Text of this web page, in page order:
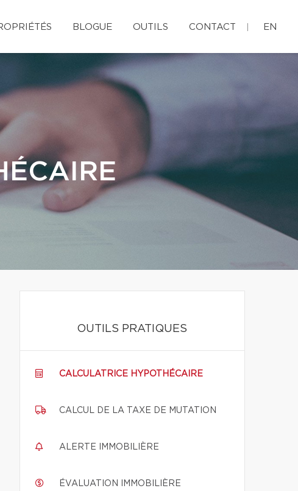
BLOGUE OUTILS CONTACT EN
OUTILS PRATIQUES
CALCULATRICE HYPOTHÉCAIRE
CALCUL DE LA TAXE DE MUTATION
ALERTE IMMOBILIÈRE
ÉVALUATION IMMOBILIÈRE